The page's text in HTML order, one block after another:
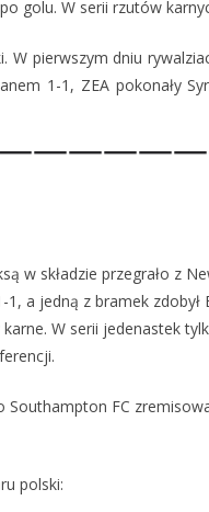
golu. W serii rzutów
W pierwszym dniu
1-1, ZEA pokonały
w składzie przegrało z
a jedną z bramek
W serii jedenastek
Southampton FC
polski: